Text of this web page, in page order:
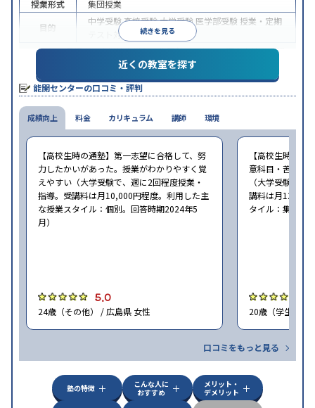
続きを見る
授業形式
集団授業
目的
中学受験高校受験大学受験 医学部受験 授業・定期
テスト対策
※2023年10月調査。小学校高学年の集団塾アンケート調査方法を参照
近くの教室を探す
能開センターの口コミ・評判
成績向上
【高校生時の通塾】第一志望に合格して、努
力したかいがあった。授業がわかりやすく覚
えやすい（大学受験で、週に2回程度授業・
指導。受講料は月10,000円程度。利用した主
な授業スタイル：個別。回答時期2024年5
月）
5.0
24歳（その他） / 広島県 女性
【高校生時の通
意科目・苦手科
（大学受験で、
講料は月12,000
タイル：集団。
20歳（学生） /
口コミをもっと見る
料金 カリキュラム 講師 環境
塾の特徴
こんな人に
おすすめ
メリット・
デメリット